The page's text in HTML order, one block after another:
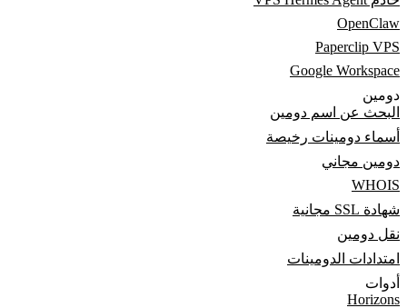
OpenClaw
Paperclip VPS
Google Workspace
دومين
البحث عن اسم دومين
أسماء دومينات رخيصة
دومين مجاني
WHOIS
شهادة SSL مجانية
نقل دومين
امتدادات الدومينات
أدوات
Horizons